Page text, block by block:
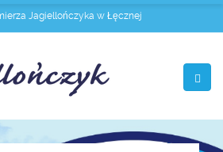
Jagiellończyka w Łęcznej